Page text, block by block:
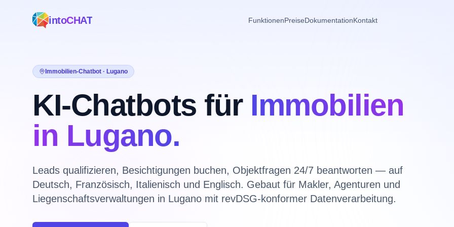
intoCHAT FunktionenPreiseDokumentationKontakt
Immobilien-Chatbot · Lugano
KI-Chatbots für Immobilien
in Lugano.
Leads qualifizieren, Besichtigungen buchen, Objektfragen 24/7 beantworten — auf
Deutsch, Französisch, Italienisch und Englisch. Gebaut für Makler, Agenturen und
Liegenschaftsverwaltungen in Lugano mit revDSG-konformer Datenverarbeitung.